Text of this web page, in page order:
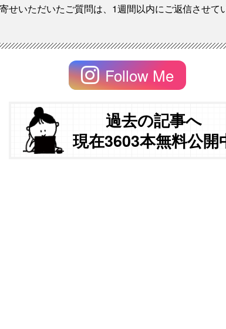
せいただいたご質問は、1週間以内にご返信させて
Follow Me
過去の記事へ
現在3603本無料公開